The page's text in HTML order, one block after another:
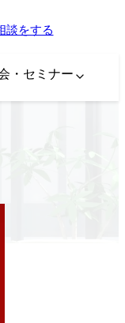
談をする
・セミナー